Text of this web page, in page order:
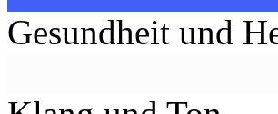
Gesundheit und